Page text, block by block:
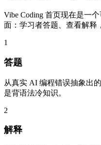
Vibe Coding 首页现在是一
面：学习者答题、查看解释
1
答题
从真实 AI 编程错误抽象出
是背语法冷知识。
2
解释